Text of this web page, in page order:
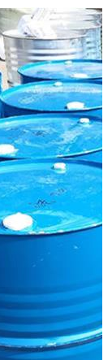
物
类